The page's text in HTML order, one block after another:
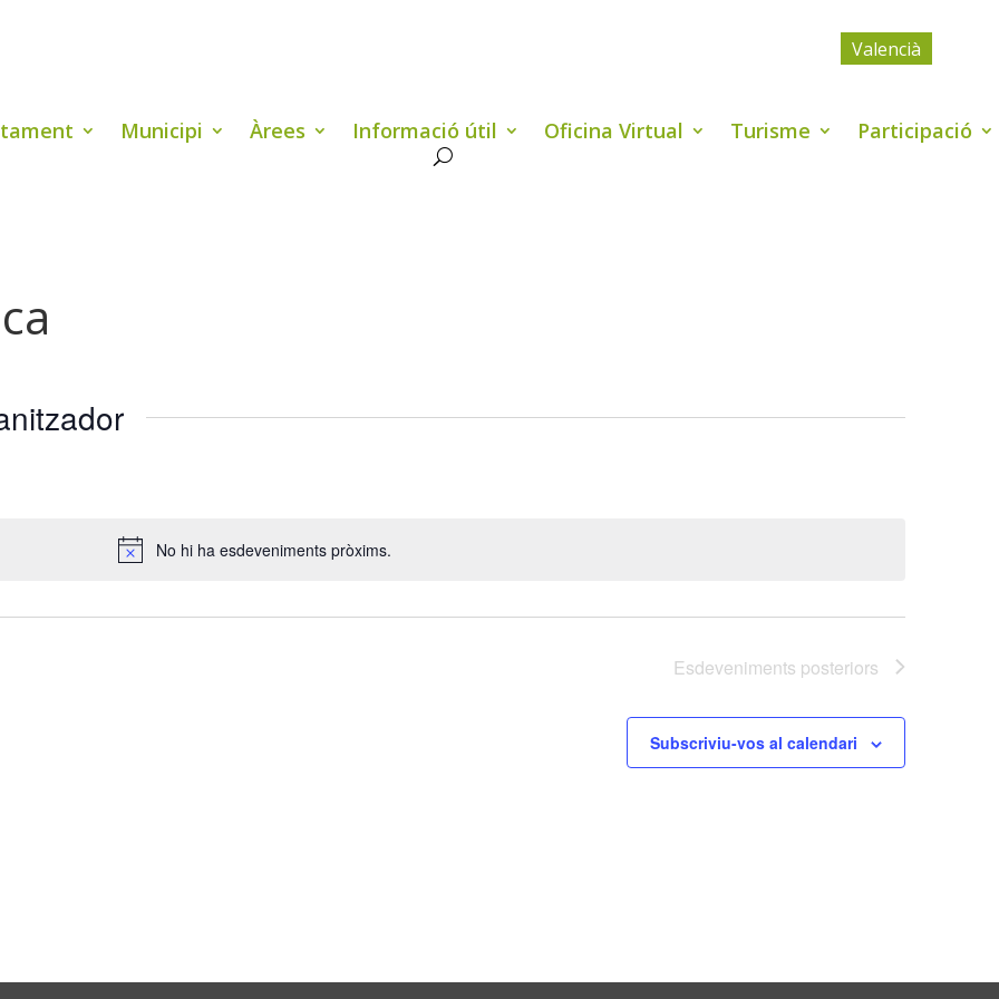
Valencià
Municipi Àrees Informació útil Oficina Virtual Turisme Participació
Avís
No hi ha esdeveniments pròxims.
Esdeveniments posteriors
Subscriviu-vos al calendari